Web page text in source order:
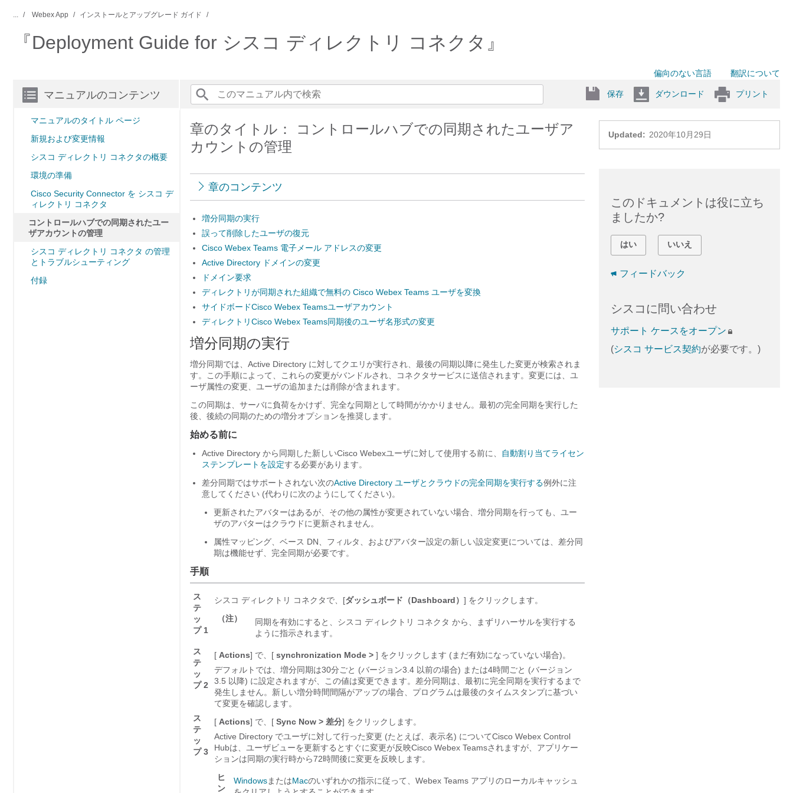
... Webex App インストールとアップグレード ガイド
『Deployment Guide for シスコ ディレクトリ コネクタ』
偏向のない言語 翻訳について
マニュアルのコンテンツ
マニュアルのタイトル ページ
新規および変更情報
シスコ ディレクトリ コネクタの概要
環境の準備
Cisco Security Connector を シスコ デ
ィレクトリ コネクタ
コントロールハブでの同期されたユー
ザアカウントの管理
シスコ ディレクトリ コネクタ の管理
とトラブルシューティング
付録
保存 ダウンロード プリント
Updated: 2020年10月29日
章のタイトル： コントロールハブでの同期されたユーザア
カウントの管理
章のコンテンツ
増分同期の実行
誤って削除したユーザの復元
Cisco Webex Teams 電子メール アドレスの変更
Active Directory ドメインの変更
ドメイン要求
ディレクトリが同期された組織で無料の Cisco Webex Teams ユーザを変換
サイドボードCisco Webex Teamsユーザアカウント
ディレクトリCisco Webex Teams同期後のユーザ名形式の変更
増分同期の実行
増分同期では、Active Directory に対してクエリが実行され、最後の同期以降に発生した変更が検索されま
す。この手順によって、これらの変更がバンドルされ、コネクタサービスに送信されます。変更には、ユ
ーザ属性の変更、ユーザの追加または削除が含まれます。
この同期は、サーバに負荷をかけず、完全な同期として時間がかかりません。最初の完全同期を実行した
後、後続の同期のための増分オプションを推奨します。
始める前に
Active Directory から同期した新しいCisco Webexユーザに対して使用する前に、
自動割り当てライセン
ステンプレートを設定する必要があります。
差分同期ではサポートされない次のActive Directory ユーザとクラウドの完全同期を実行する例外に注
意してください (代わりに次のようにしてください)。
更新されたアバターはあるが、その他の属性が変更されていない場合、増分同期を行っても、ユー
ザのアバターはクラウドに更新されません。
属性マッピング、ベース DN、フィルタ、およびアバター設定の新しい設定変更については、差分同
期は機能せず、完全同期が必要です。
手順
ス
テ
ッ
プ 1
シスコ ディレクトリ コネクタで、[ダッシュボード（Dashboard） ] をクリックします。
（注）
同期を有効にすると、 シスコ ディレクトリ コネクタ から、まずリハーサルを実行する
ように指示されます。
ス
テ
ッ
プ 2
[ Actions] で、[ synchronization Mode > ] をクリックします (まだ有効になっていない場合)。
デフォルトでは、増分同期は30分ごと (バージョン3.4 以前の場合) または4時間ごと (バージョン
3.5 以降) に設定されますが、この値は変更できます。差分同期は、最初に完全同期を実行するまで
発生しません。新しい増分時間間隔がアップの場合、プログラムは最後のタイムスタンプに基づい
て変更を確認します。
ス
テ
ッ
プ 3
[ Actions] で、[ Sync Now > 差分] をクリックします。
Active Directory でユーザに対して行った変更 (たとえば、表示名) についてCisco Webex Control
Hubは、ユーザビューを更新するとすぐに変更が反映Cisco Webex Teamsされますが、アプリケー
ションは同期の実行時から72時間後に変更を反映します。
ヒ
ン
WindowsまたはMacのいずれかの指示に従って、Webex Teams アプリのローカルキャッシュ
このドキュメントは役に立ち
ましたか?
はい いいえ
フィードバック
シスコに問い合わせ
サポート ケースをオープン
(シスコ サービス契約が必要です。)